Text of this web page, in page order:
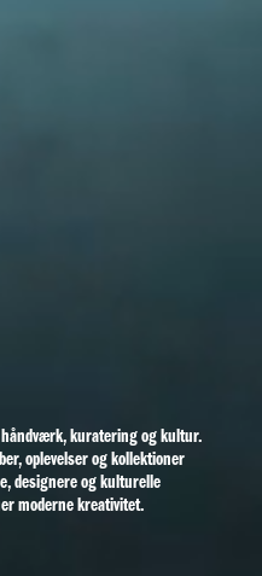
kuratering og kultur.
oplevelser og kollektioner
designere og kulturelle
moderne kreativitet.